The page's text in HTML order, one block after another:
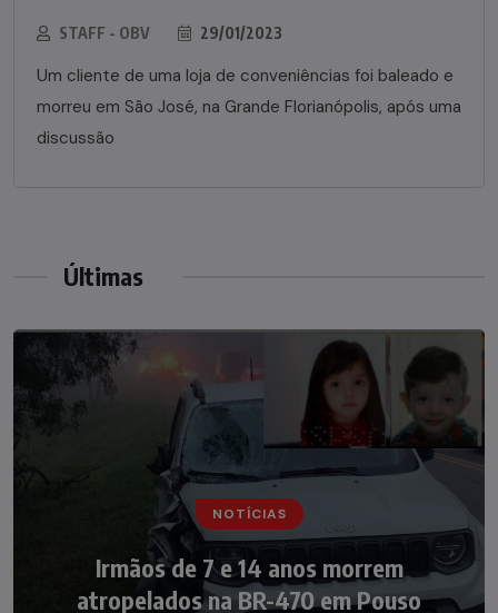
STAFF - OBV 29/01/2023
Um cliente de uma loja de conveniências foi baleado e
morreu em São José, na Grande Florianópolis, após uma
discussão
Últimas
NOTÍCIAS
Irmãos de 7 e 14 anos morrem
atropelados na BR-470 em Pouso
NOTÍCIAS
Nádia Menegazzi leva o nome de Taió ao